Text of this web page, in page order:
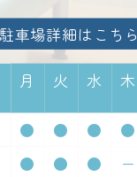
駐車場詳細はこちら
月 火 水 木
● ● ● ●
● ● ● ー